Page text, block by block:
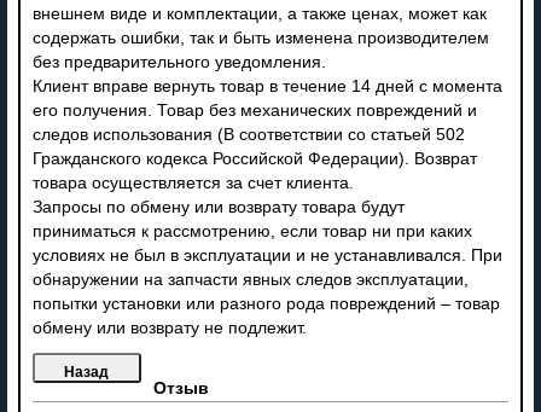
внешнем виде и комплектации, а также ценах, может как
содержать ошибки, так и быть изменена производителем
без предварительного уведомления.
Клиент вправе вернуть товар в течение 14 дней с момента
его получения. Товар без механических повреждений и
следов использования (В соответствии со статьей 502
Гражданского кодекса Российской Федерации). Возврат
товара осуществляется за счет клиента.
Запросы по обмену или возврату товара будут
приниматься к рассмотрению, если товар ни при каких
условиях не был в эксплуатации и не устанавливался. При
обнаружении на запчасти явных следов эксплуатации,
попытки установки или разного рода повреждений – товар
обмену или возврату не подлежит.
Отзыв